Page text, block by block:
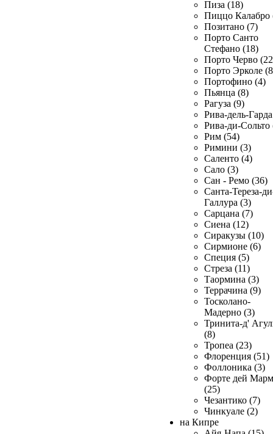
Пиза (18)
Пиццо Калабро
Позитано (7)
Порто Санто
Стефано (18)
Порто Черво
Порто Эрколе
Портофино (4)
Пьянца (8)
Рагуза (9)
Рива-дель-
Рива-ди-Сольто
Рим (54)
Римини (3)
Саленто (4)
Сало (3)
Сан - Ремо (36)
Санта-Тереза-
Галлура (3)
Сарцана (7)
Сиена (12)
Сиракузы (10)
Сирмионе (6)
Специя (5)
Стреза (11)
Таормина (3)
Террачина (9)
Тосколано-
Мадерно (3)
Тринита-д'
(8)
Тропеа (23)
Флоренция (51)
Фоллоника (3)
Форте дей
(25)
Чезантико (7)
Чинкуале (2)
на Кипре